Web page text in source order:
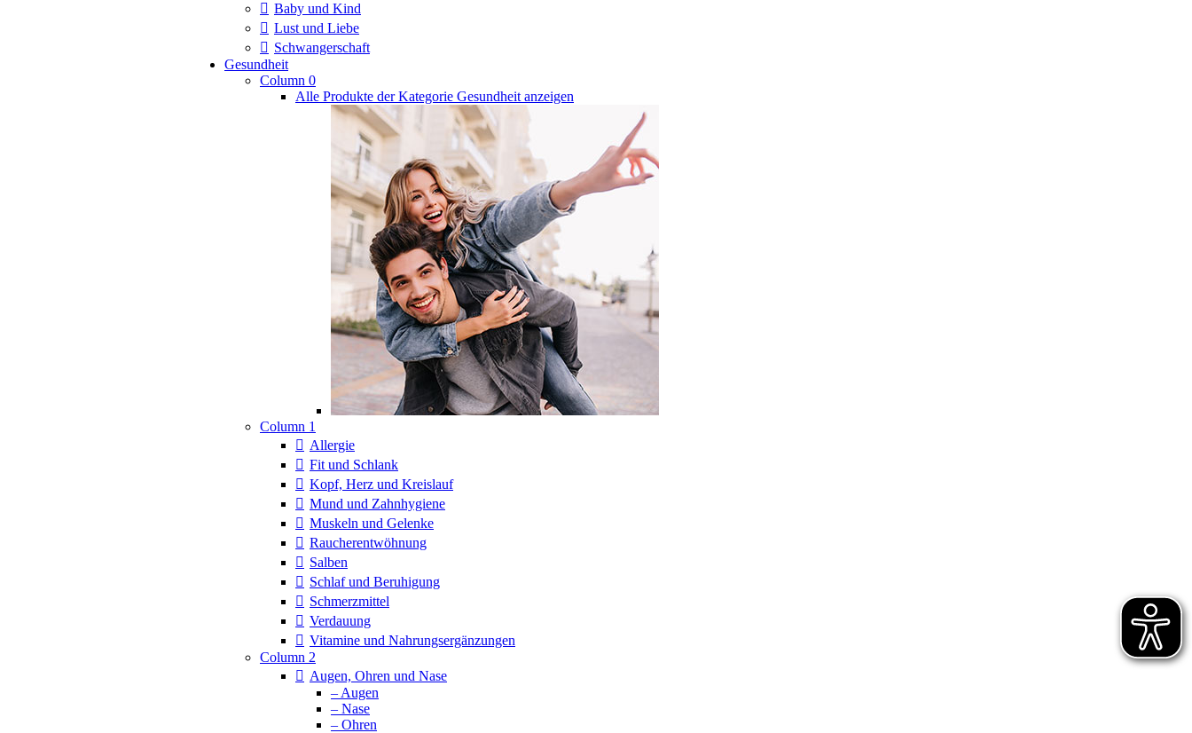
Baby und Kind
Lust und Liebe
Schwangerschaft
Gesundheit
Column 0
Alle Produkte der Kategorie Gesundheit anzeigen
Column 1
Allergie
Fit und Schlank
Kopf, Herz und Kreislauf
Mund und Zahnhygiene
Muskeln und Gelenke
Raucherentwöhnung
Salben
Schlaf und Beruhigung
Schmerzmittel
Verdauung
Vitamine und Nahrungsergänzungen
Column 2
Augen, Ohren und Nase
– Augen
– Nase
– Ohren